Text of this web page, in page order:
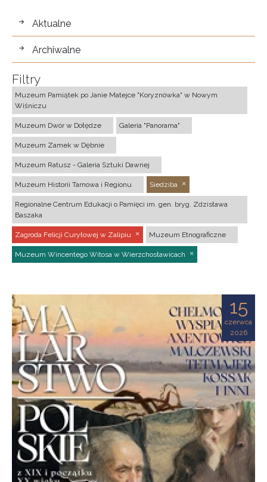
wystawy
Aktualne
Archiwalne
Filtry
Muzeum Pamiątek po Janie Matejce "Koryznówka" w Nowym
Wiśniczu
Muzeum Dwór w Dołędze Galeria "Panorama"
Muzeum Zamek w Dębnie
Muzeum Ratusz - Galeria Sztuki Dawnej
Muzeum Historii Tarnowa i Regionu Siedziba
Regionalne Centrum Edukacji o Pamięci im. gen. bryg. Zdzisława
Baszaka
Zagroda Felicji Curyłowej w Zalipiu Muzeum Etnograficzne
Muzeum Wincentego Witosa w Wierzchosławicach
15
czerwca
2026